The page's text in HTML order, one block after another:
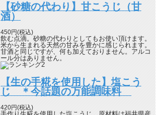
【砂糖の代わり】甘こうじ（甘
酒）
450円(税込)
飲む点滴。砂糖の代わりとしてもお使い頂けます。
米から生まれる天然の甘みを豊かに感じられます。
甘酒と同じですが、何も加えておりません。アルコ
ール分はありません。
【生の手糀を使用した】塩こう
じ ＊今話題の万能調味料
420円(税込)